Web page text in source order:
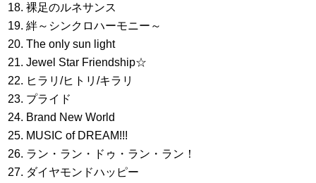
裸足のルネサンス
絆～シンクロハーモニー～
The only sun light
Jewel Star Friendship☆
ヒラリ/ヒトリ/キラリ
プライド
Brand New World
MUSIC of DREAM!!!
ラン・ラン・ドゥ・ラン・ラン！
ダイヤモンドハッピー